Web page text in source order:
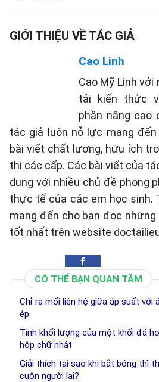
GIỚI THIỆU VỀ TÁC GIẢ
Cao Linh
Cao Mỹ Linh
tải kiến thức
phần nâng cao
tác giả luôn nỗ lực mang
bài viết chất lượng, hữu ích
thi các cấp. Các bài viết của
dung với nhiều chủ đề phong
thực tế của các em học sinh.
mang đến cho bạn đọc
tốt nhất trên website
CÓ THỂ BẠN QUAN TÂM
Chỉ ra mối liên hệ giữa áp suất với
ép
Tính khối lượng của một khối đá
hộp chữ nhật
Giải thích tại sao khi bắt bóng thì
cuộn người lại?